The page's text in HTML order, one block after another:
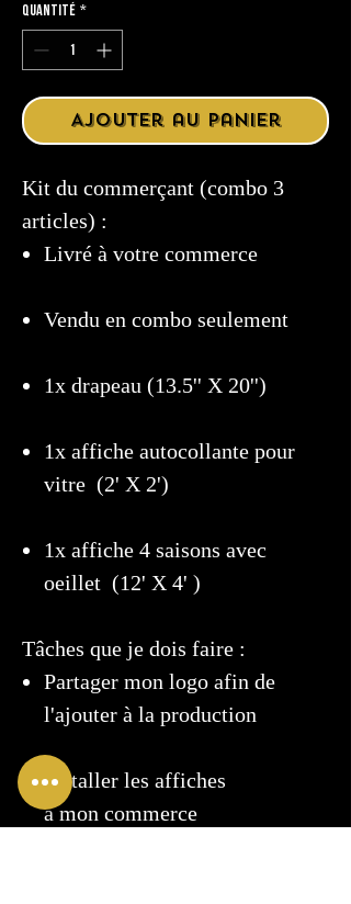
Quantité *
Ajouter au panier
Kit du commerçant (combo 3
articles) :
Livré à votre commerce
Vendu en combo seulement
1x drapeau (13.5'' X 20'')
1x affiche autocollante pour
vitre (2' X 2')
1x affiche 4 saisons avec
oeillet (12' X 4' )
Tâches que je dois faire :
Partager mon logo afin de
l'ajouter à la production
Installer les affiches
à mon commerce